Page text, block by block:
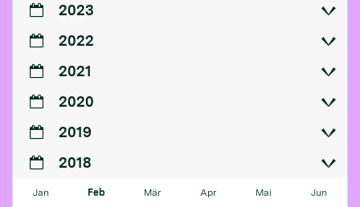
2023
2022
2021
2020
2019
2018
Jan Feb Mär Apr Mai Jun